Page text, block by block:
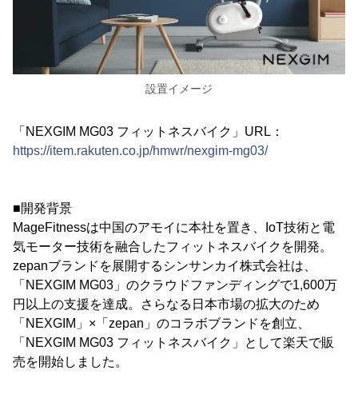
設置イメージ
「NEXGIM MG03 フィットネスバイク」URL：
https://item.rakuten.co.jp/hmwr/nexgim-mg03/
■開発背景
MageFitnessは中国のアモイに本社を置き、IoT技術と電
気モーター技術を融合したフィットネスバイクを開発。
zepanブランドを展開するシンサンカイ株式会社は、
「NEXGIM MG03」のクラウドファンディングで1,600万
円以上の支援を達成。さらなる日本市場の拡大のため
「NEXGIM」×「zepan」のコラボブランドを創立、
「NEXGIM MG03 フィットネスバイク」として楽天で販
売を開始しました。